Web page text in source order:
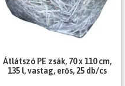
Átlátszó PE zsák, 70 x 110 cm,
135 l, vastag, erős, 25 db/cs